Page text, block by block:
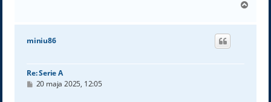
g
miniu86
Re: Serie A
P20 maja 2025, 12:05